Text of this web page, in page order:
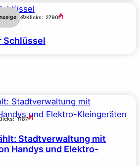
Klicks: 2790
Schlüssel
1187
Stadtverwaltung mit
Handys und Elektro-